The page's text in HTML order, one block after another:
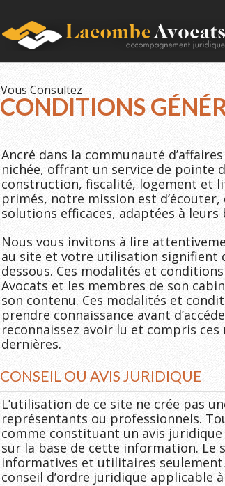
Vous Consultez
CONDITIONS
Ancré dans la communauté
nichée, offrant un service de pointe
construction, fiscalité, logement et
primés, notre mission est
solutions efficaces, adaptées à leurs
Nous vous invitons à lire
au site et votre utilisation signifient
dessous. Ces modalités et
Avocats et les membres de son
son contenu. Ces modalités et
prendre connaissance avant
reconnaissez avoir lu et compris
dernières.
CONSEIL OU AVIS JURIDIQUE
L’utilisation de ce site ne crée pas
représentants ou professionnels.
comme constituant un avis
sur la base de cette information. Le
informatives et utilitaires
conseil d’ordre juridique applicable